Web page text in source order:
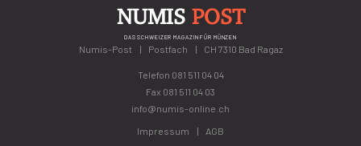
NUMIS POST
DAS SCHWEIZER MAGAZIN FÜR MÜNZEN
Numis-Post Postfach CH 7310 Bad Ragaz
Telefon 081 511 04 04
Fax 081 511 04 03
info@numis-online.ch
Impressum
AGB